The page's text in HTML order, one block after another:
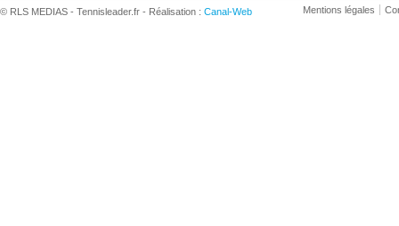
© RLS MEDIAS - Tennisleader.fr - Réalisation : Canal-Web Mentions légales